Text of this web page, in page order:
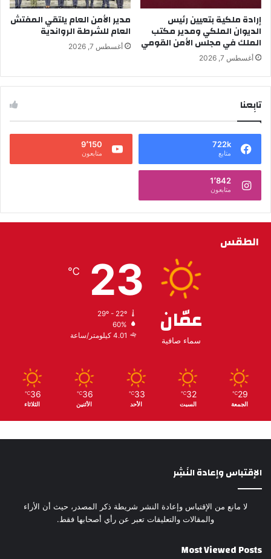
إرادة ملكية بتعيين رئيس
الديوان الملكي ومدير مكتب
الملك في مجلس الأمن القومي
أغسطس 7, 2026
مدير الأمن العام يلتقي المفتش
العام للشرطة الرواندية
أغسطس 7, 2026
تابِعنا
722k
متابع
9٬150
متابعون
1٬842
متابعون
الطقس
عمّان
سماء صافية
23
℃
29º - 22º
60%
4.01 كيلومتر/ساعة
29
℃
الجمعة
32
℃
السبت
33
℃
الأحد
36
℃
الأثنين
36
℃
الثلاثاء
الإقتباس وإعادة النَشِر
لا مانع من الإقتباس وإعادة النشر شريطة ذكر المصدر، حيث أن الأراء
والمقالات والتعليقات تعبر عن رأي أصحابها فقط.
Most Viewed Posts